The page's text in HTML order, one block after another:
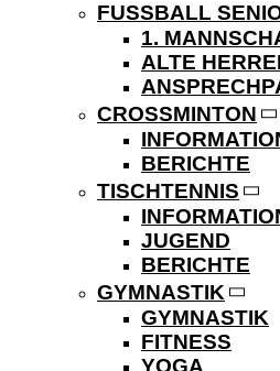
FUSSBALL
1.
ALTE
CROSSMINTON
BERICHTE
TISCHTENNIS
JUGEND
BERICHTE
GYMNASTIK
GYMNASTIK
FITNESS